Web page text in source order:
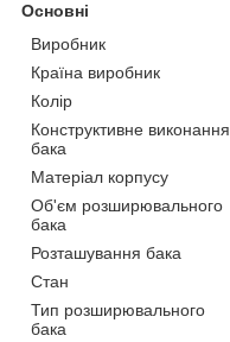
Основні
Виробник
Країна виробник
Колір
Конструктивне виконання
бака
Матеріал корпусу
Об'єм розширювального
бака
Розташування бака
Стан
Тип розширювального
бака